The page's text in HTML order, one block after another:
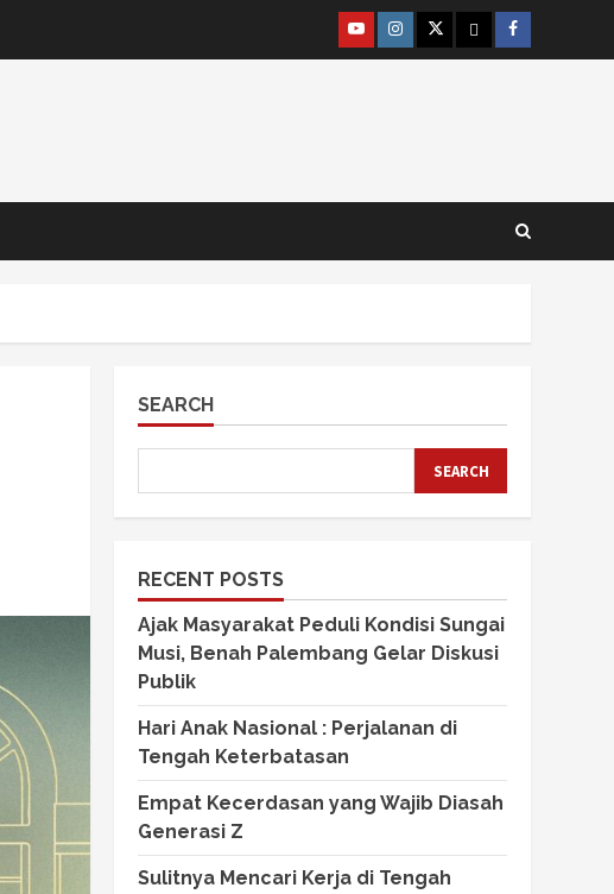
@lpm_limas
Instagram
TwitterWhatsApp
Facebook
SEARCH
SEARCH
RECENT POSTS
Ajak Masyarakat Peduli Kondisi Sungai
Musi, Benah Palembang Gelar Diskusi
Publik
Hari Anak Nasional : Perjalanan di
Tengah Keterbatasan
Empat Kecerdasan yang Wajib Diasah
Generasi Z
Sulitnya Mencari Kerja di Tengah